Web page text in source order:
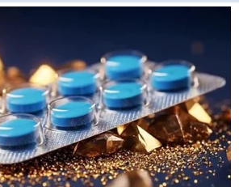
nelze vysadit
rybízu není potřeba
Malina má velmi
její kořeny se
takové míry, že si